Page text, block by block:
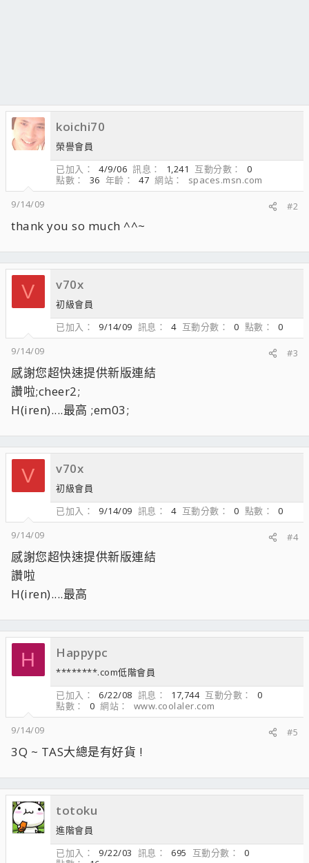
koichi70
榮譽會員
已加入
4/9/06 訊息 1,241 互動分數
0
點數
36 年齡 47 網站
spaces.msn.com
9/14/09
#2
thank you so much ^^~
V v70x
初級會員
已加入
9/14/09 訊息 4 互動分數 0 點數
0
9/14/09
#3
感謝您超快速提供新版連結
讚啦;cheer2;
H(iren)....最高 ;em03;
V v70x
初級會員
已加入
9/14/09 訊息 4 互動分數 0 點數
0
9/14/09
#4
感謝您超快速提供新版連結
讚啦
H(iren)....最高
H Happypc
********.com低階會員
已加入
6/22/08 訊息 17,744 互動分數
0
點數
0 網站
www.coolaler.com
9/14/09
#5
3Q ~ TAS大總是有好貨 !
totoku
進階會員
已加入
9/22/03 訊息 695 互動分數
0